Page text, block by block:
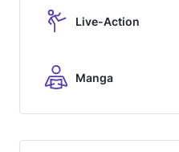
Live-Action
Manga